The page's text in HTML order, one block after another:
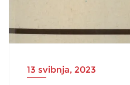
13 svibnja, 2023